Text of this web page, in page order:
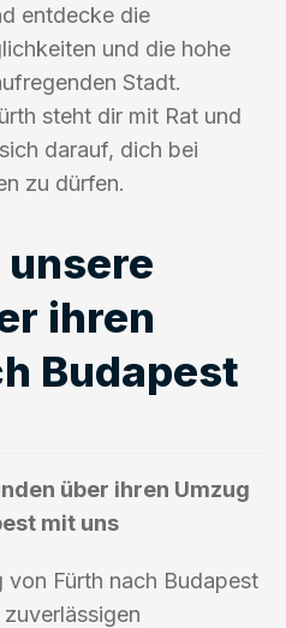
entdecke die
und die hohe
Stadt.
steht dir mit Rat und
darauf, dich bei
zu dürfen.
unsere
ihren
Budapest
über ihren Umzug
mit uns
von Fürth nach Budapest